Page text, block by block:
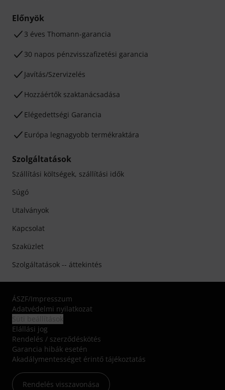
Előnyök
3 éves Thomann-garancia
30 napos pénzvisszafizetési garancia
Javítás/Szervizelés
Hozzáértők szaktanácsadása
Elégedettségi Garancia
Európa legnagyobb termékraktára
Szolgáltatások
Szállítási költségek, szállítási idők
Súgó
Utalványok
Kapcsolat
Szaküzlet
Szolgáltatások -- áttekintés
ÁSZF/Impresszum
Adatvédelmi nyilatkozat
Elállási jog
Rendelés / szerződéskötés
Garancia hibák esetén
Akadálymentességet érintő tájékoztatás
Rendelés visszavonása